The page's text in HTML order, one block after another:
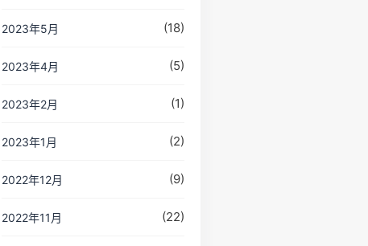
2023年5月 (18)
2023年4月 (5)
2023年2月 (1)
2023年1月 (2)
2022年12月 (9)
2022年11月 (22)